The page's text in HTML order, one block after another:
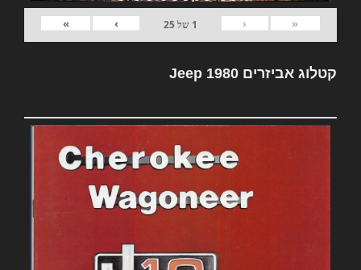
«
‹
1 של25
›
»
קטלוג אביזרים Jeep 1980